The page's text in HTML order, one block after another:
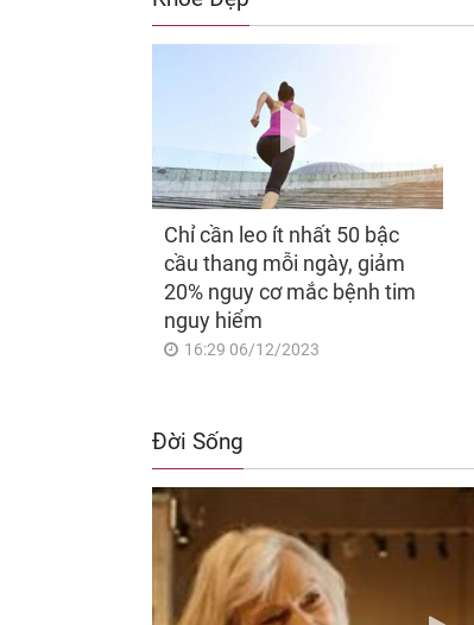
Chỉ cần leo ít nhất 50 bậc
cầu thang mỗi ngày, giảm
20% nguy cơ mắc bệnh tim
nguy hiểm
16:29 06/12/2023
Đời Sống